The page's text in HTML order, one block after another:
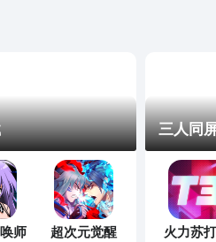
师
超次元觉醒
三人同
火力苏